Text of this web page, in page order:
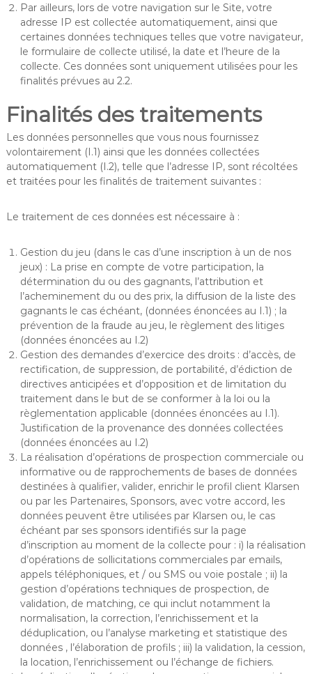
Par ailleurs, lors de votre navigation sur le Site, votre
adresse IP est collectée automatiquement, ainsi que
certaines données techniques telles que votre navigateur,
le formulaire de collecte utilisé, la date et l’heure de la
collecte. Ces données sont uniquement utilisées pour les
finalités prévues au 2.2.
Finalités des traitements
Les données personnelles que vous nous fournissez
volontairement (I.1) ainsi que les données collectées
automatiquement (I.2), telle que l’adresse IP, sont récoltées
et traitées pour les finalités de traitement suivantes :
Le traitement de ces données est nécessaire à :
Gestion du jeu (dans le cas d’une inscription à un de nos
jeux) : La prise en compte de votre participation, la
détermination du ou des gagnants, l’attribution et
l’acheminement du ou des prix, la diffusion de la liste des
gagnants le cas échéant, (données énoncées au I.1) ; la
prévention de la fraude au jeu, le règlement des litiges
(données énoncées au I.2)
Gestion des demandes d’exercice des droits : d’accès, de
rectification, de suppression, de portabilité, d’édiction de
directives anticipées et d’opposition et de limitation du
traitement dans le but de se conformer à la loi ou la
règlementation applicable (données énoncées au I.1).
Justification de la provenance des données collectées
(données énoncées au I.2)
La réalisation d’opérations de prospection commerciale ou
informative ou de rapprochements de bases de données
destinées à qualifier, valider, enrichir le profil client Klarsen
ou par les Partenaires, Sponsors, avec votre accord, les
données peuvent être utilisées par Klarsen ou, le cas
échéant par ses sponsors identifiés sur la page
d’inscription au moment de la collecte pour : i) la réalisation
d’opérations de sollicitations commerciales par emails,
appels téléphoniques, et / ou SMS ou voie postale ; ii) la
gestion d’opérations techniques de prospection, de
validation, de matching, ce qui inclut notamment la
normalisation, la correction, l’enrichissement et la
déduplication, ou l’analyse marketing et statistique des
données , l’élaboration de profils ; iii) la validation, la cession,
la location, l’enrichissement ou l’échange de fichiers.